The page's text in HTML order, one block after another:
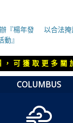
『楊年發
』
下
文
章：
以合法
可獲取更多關
COLUMBUS